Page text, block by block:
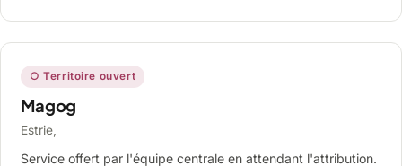
○ Territoire ouvert
Magog
Estrie,
Service offert par l'équipe centrale en attendant l'attribution.